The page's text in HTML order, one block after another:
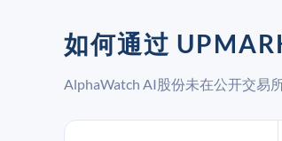
如何通过
AlphaWatch AI股份未在公开交易